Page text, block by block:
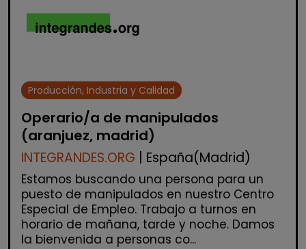
Producción, Industria y Calidad
Operario/a de manipulados
(aranjuez, madrid)
INTEGRANDES.ORG | España(Madrid)
Estamos buscando una persona para un
puesto de manipulados en nuestro Centro
Especial de Empleo. Trabajo a turnos en
horario de mañana, tarde y noche. Damos
la bienvenida a personas co...